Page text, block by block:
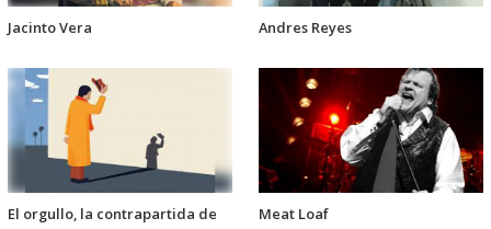
Jacinto Vera Andres Reyes
El orgullo, la contrapartida de
Meat Loaf